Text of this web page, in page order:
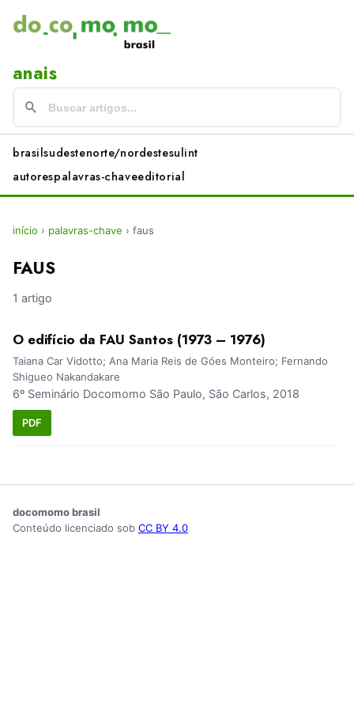
anais
brasilsudestenorte/nordestesulint
autorespalavras-chaveeditorial
início › palavras-chave › faus
FAUS
1 artigo
O edifício da FAU Santos (1973 – 1976)
Taiana Car Vidotto; Ana Maria Reis de Góes Monteiro; Fernando
Shigueo Nakandakare
6º Seminário Docomomo São Paulo, São Carlos, 2018
PDF
docomomo brasil
Conteúdo licenciado sob CC BY 4.0